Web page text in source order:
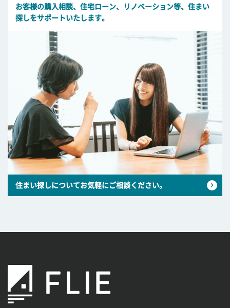
お客様の購入相談、住宅ローン、リノベーション等、住まい
探しをサポートいたします。
住まい探しについてお気軽にご相談ください。